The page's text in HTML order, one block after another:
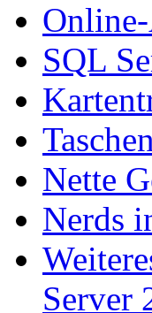
SQL
Nette
Nerds
Server